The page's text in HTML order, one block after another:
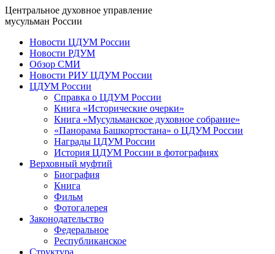
Центральное духовное управление
мусульман России
Новости ЦДУМ России
Новости РДУМ
Обзор СМИ
Новости РИУ ЦДУМ России
ЦДУМ России
Справка о ЦДУМ России
Книга «Исторические очерки»
Книга «Мусульманское духовное собрание»
«Панорама Башкортостана» о ЦДУМ России
Награды ЦДУМ России
История ЦДУМ России в фотографиях
Верховный муфтий
Биография
Книга
Фильм
Фотогалерея
Законодательство
Федеральное
Республиканское
Структура